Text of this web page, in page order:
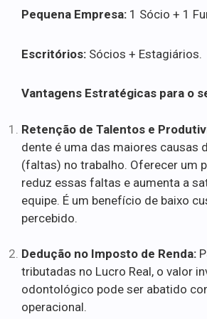
Pequena Empresa: 1 Sócio + 1
Escritórios: Sócios + Estagiários.
Vantagens Estratégicas para o
Retenção de Talentos e
dente é uma das maiores causas
(faltas) no trabalho. Oferecer um
reduz essas faltas e aumenta a
equipe. É um benefício de baixo
percebido.
Dedução no Imposto de Renda:
tributadas no Lucro Real, o valor
odontológico pode ser abatido
operacional.